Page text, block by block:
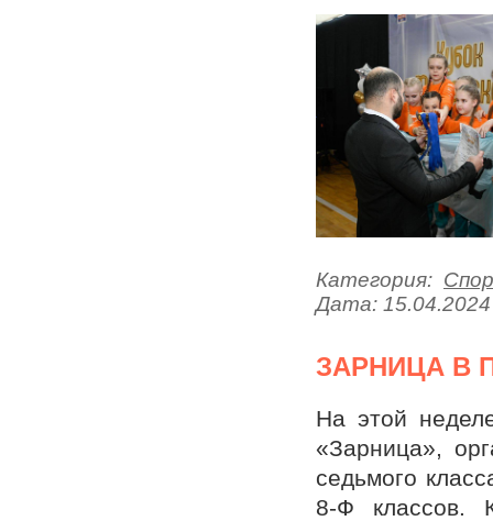
Категория:
Дата: 15.04.2024
ЗАРНИЦА В
На этой
«Зарница»,
седьмого
8-Ф классов.